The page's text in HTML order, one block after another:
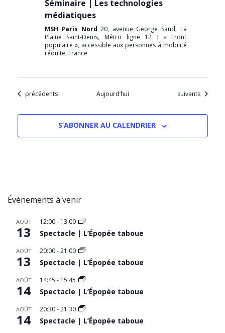
Séminaire | Les technologies
médiatiques
MSH Paris Nord20, avenue George Sand, La
Plaine Saint-Denis, Métro ligne 12 : « Front
populaire », accessible aux personnes à mobilité
réduite, France
Évènements
précédents Aujourd’hui Évènements
suivants
S’ABONNER AU CALENDRIER
Évènements à venir
AOÛT
13
12:00- 13:00
Spectacle | L’Épopée taboue
AOÛT
13
20:00-21:00
Spectacle | L’Épopée taboue
AOÛT
14
14:45 - 15:45
Spectacle | L’Épopée taboue
AOÛT
14
20:30-21:30
Spectacle | L’Épopée taboue